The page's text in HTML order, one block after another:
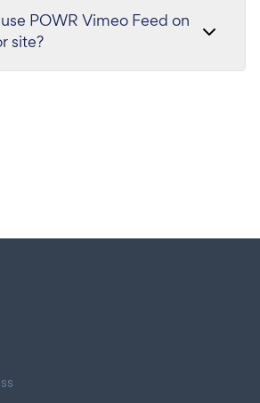
POWR Vimeo Feed on
site?